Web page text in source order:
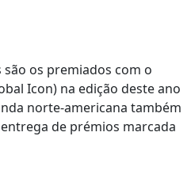
os premiados com o
Icon) na edição deste ano
norte-americana também
de prémios marcada